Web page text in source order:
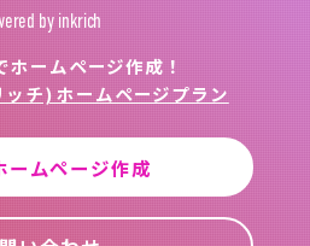
by inkrich
ホームページ作成！
チ) ホームページプラン
ームページ作成